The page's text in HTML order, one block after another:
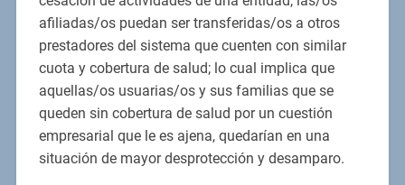
afiliadas/os puedan ser transferidas/os a otros
prestadores del sistema que cuenten con similar
cuota y cobertura de salud; lo cual implica que
aquellas/os usuarias/os y sus familias que se
queden sin cobertura de salud por un cuestión
empresarial que le es ajena, quedarían en una
situación de mayor desprotección y desamparo.